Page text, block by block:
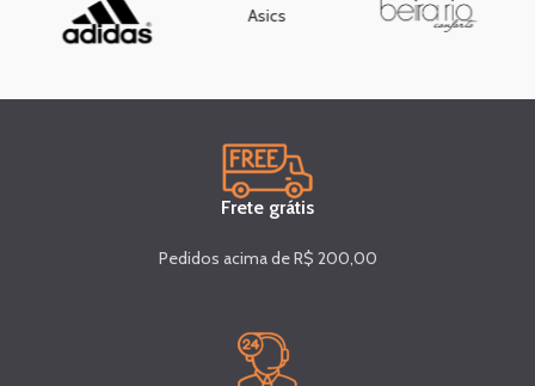
Asics
Frete grátis
Pedidos acima de R$ 200,00